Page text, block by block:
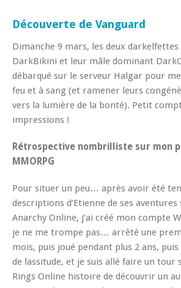
Découverte de Vanguard
Dimanche 9 mars, les deux
DarkBikini et leur mâle dominant
débarqué sur le serveur Halgar pour
feu et à sang (et ramener leurs
vers la lumière de la bonté). Petit
impressions !
Rétrospective nombrilliste sur mon
MMORPG
Pour situer un peu… après avoir été
descriptions d’Etienne de ses aventures
Anarchy Online, j’ai créé mon compte
je ne me trompe pas… arrêté une
mois, puis joué pendant plus 2 ans,
de lassitude, et je suis allé faire un tour
Rings Online histoire de découvrir un